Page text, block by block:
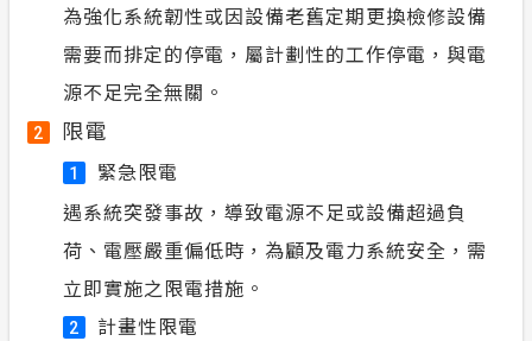
為強化系統韌性或因設備老舊定期更換檢修設備
需要而排定的停電，屬計劃性的工作停電，與電
源不足完全無關。
2 限電
1
緊急限電
遇系統突發事故，導致電源不足或設備超過負
荷、電壓嚴重偏低時，為顧及電力系統安全，需
立即實施之限電措施。
2
計畫性限電